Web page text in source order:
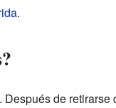
.
de retirarse